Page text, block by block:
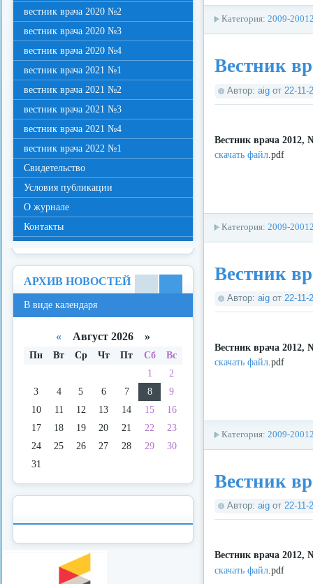
Категория: 2009-
Вестник
Автор: aig от 22-11-
Вестник врача 2012,
скачать файл.pdf
Категория: 2009-
Вестник
Автор: aig от 22-11-
Вестник врача 2012,
скачать файл.pdf
Категория: 2009-
Вестник
Автор: aig от 22-11-
Вестник врача 2012,
скачать файл .pdf
вестник врача 2020 №2
вестник врача 2020 №3
вестник врача 2020 №4
вестник врача 2021 №1
вестник врача 2021 №2
вестник врача 2021 №3
вестник врача 2021 №4
вестник врача 2022 №1
Свидетельство
Условия публикации
О журнале
Контакты
АРХИВ НОВОСТЕЙ
В виде календаря
« Август 2026 »
Пн Вт Ср Чт Пт Сб
Вс
1
2
3
4 5 6 7 8
9
10
11 12 13 14 15
16
17
18 19 20 21 22
23
24
25 26 27 28 29
30
31